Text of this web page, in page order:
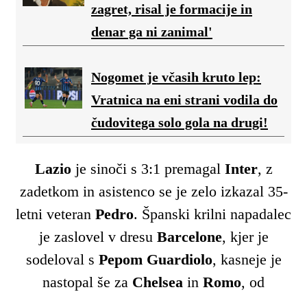
zagret, risal je formacije in
denar ga ni zanimal'
Nogomet je včasih kruto lep:
Vratnica na eni strani vodila do
čudovitega solo gola na drugi!
Lazio je sinoči s 3:1 premagal Inter, z
zadetkom in asistenco se je zelo izkazal 35-
letni veteran Pedro. Španski krilni napadalec
je zaslovel v dresu Barcelone, kjer je
sodeloval s Pepom Guardiolo, kasneje je
nastopal še za Chelsea in Romo, od